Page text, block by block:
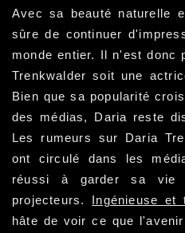
Avec sa beauté naturelle
sûre de continuer
monde entier. Il n'est donc
Trenkwalder soit une
Bien que sa popularité
des médias, Daria reste
Les rumeurs sur Daria
ont circulé dans les
réussi à garder sa vie
projecteurs. Ingénieuse et
hâte de voir ce que